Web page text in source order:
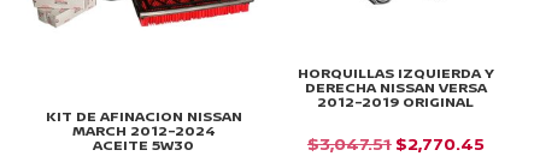
HORQUILLAS IZQUIERDA Y
DERECHA NISSAN VERSA
2012-2019 ORIGINAL
$3,047.51 EL
$2,770.45EL
KIT DE AFINACION NISSAN
MARCH 2012-2024
ACEITE 5W30